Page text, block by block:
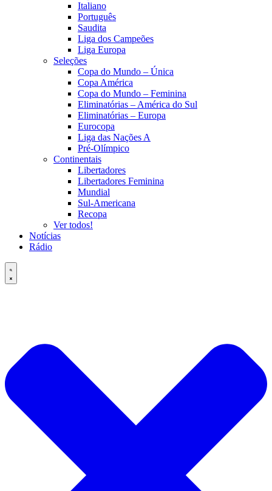
Italiano
Português
Saudita
Liga dos Campeões
Liga Europa
Seleções
Copa do Mundo – Única
Copa América
Copa do Mundo – Feminina
Eliminatórias – América do Sul
Eliminatórias – Europa
Eurocopa
Liga das Nações A
Pré-Olímpico
Continentais
Libertadores
Libertadores Feminina
Mundial
Sul-Americana
Recopa
Ver todos!
Notícias
Rádio